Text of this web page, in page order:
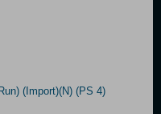
(Import)(N) (PS 4)